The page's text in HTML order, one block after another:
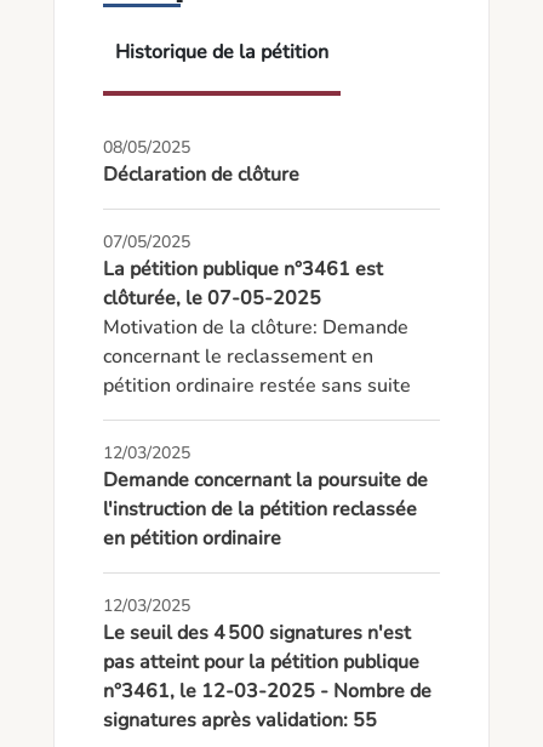
Historique de la pétition
08/05/2025
Déclaration de clôture
07/05/2025
La pétition publique n°3461 est
clôturée, le 07-05-2025
Motivation de la clôture: Demande
concernant le reclassement en
pétition ordinaire restée sans suite
12/03/2025
Demande concernant la poursuite de
l'instruction de la pétition reclassée
en pétition ordinaire
12/03/2025
Le seuil des 4 500 signatures n'est
pas atteint pour la pétition publique
n°3461, le 12-03-2025 - Nombre de
signatures après validation: 55